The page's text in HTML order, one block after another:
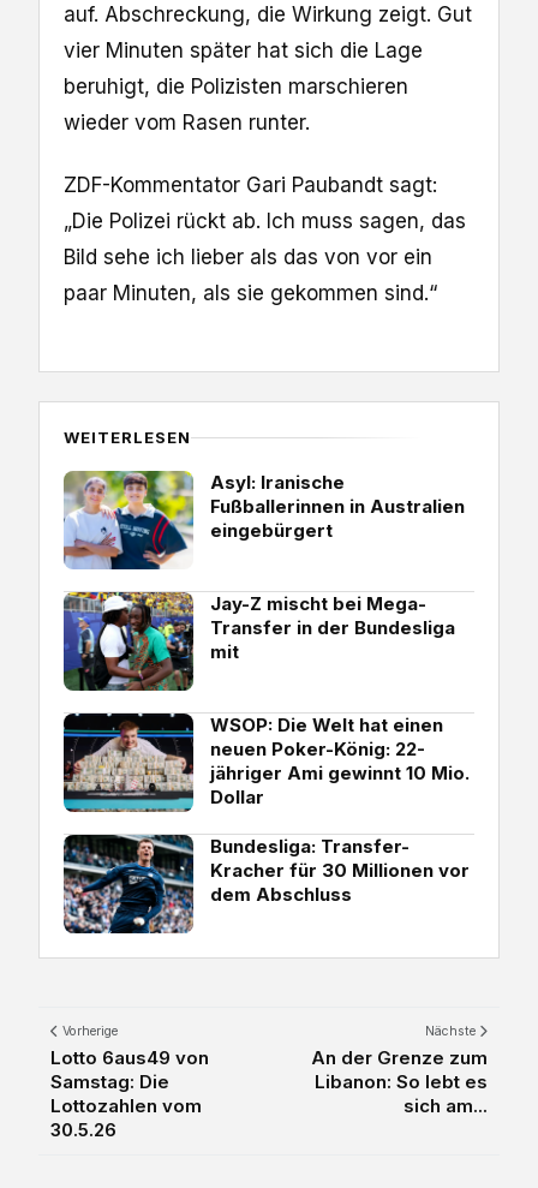
auf. Abschreckung, die Wirkung zeigt. Gut
vier Minuten später hat sich die Lage
beruhigt, die Polizisten marschieren
wieder vom Rasen runter.
ZDF-Kommentator Gari Paubandt sagt:
„Die Polizei rückt ab. Ich muss sagen, das
Bild sehe ich lieber als das von vor ein
paar Minuten, als sie gekommen sind.“
WEITERLESEN
Asyl: Iranische
Fußballerinnen in Australien
eingebürgert
Jay-Z mischt bei Mega-
Transfer in der Bundesliga
mit
WSOP: Die Welt hat einen
neuen Poker-König: 22-
jähriger Ami gewinnt 10 Mio.
Dollar
Bundesliga: Transfer-
Kracher für 30 Millionen vor
dem Abschluss
Vorherige
Lotto 6aus49 von
Samstag: Die
Lottozahlen vom
30.5.26
Nächste
An der Grenze zum
Libanon: So lebt es
sich am...